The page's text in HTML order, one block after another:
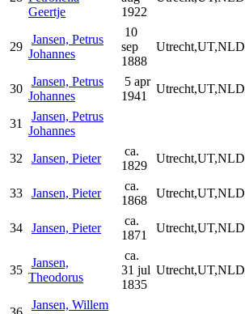
Geertje
1922
29
Jansen, Petrus
Johannes
10
sep
1888
Utrecht,UT,NLD
30
Jansen, Petrus
Johannes
5 apr
1941
Utrecht,UT,NLD
31
Jansen, Petrus
Johannes
32 Jansen, Pieter
ca.
1829
Utrecht,UT,NLD
33 Jansen, Pieter
ca.
1868
Utrecht,UT,NLD
34 Jansen, Pieter
ca.
1871
Utrecht,UT,NLD
35
Jansen,
Theodorus
ca.
31 jul
1835
Utrecht,UT,NLD
Jansen, Willem